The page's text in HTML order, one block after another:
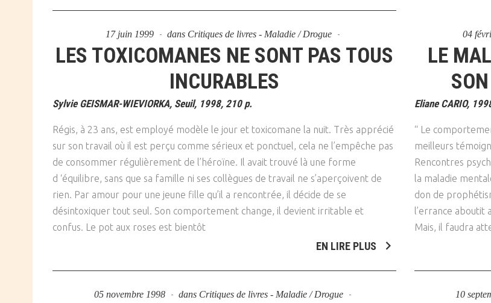
17 juin 1999 dans Critiques de livres - Maladie / Drogue
LES TOXICOMANES NE SONT PAS TOUS
INCURABLES
Sylvie GEISMAR-WIEVIORKA, Seuil, 1998, 210 p.
Régis, à 23 ans, est employé modèle le jour et toxicomane la nuit. Très apprécié
sur son travail où il est perçu comme sérieux et ponctuel, cela ne l’empêche pas
de consommer régulièrement de l’héroïne. Il avait trouvé là une forme
d ‘équilibre, sans que sa famille ni ses collègues de travail ne s’aperçoivent de
rien. Par amour pour une jeune fille qu’il a rencontrée, il décide de se
désintoxiquer tout seul. Son comportement change, il devient irritable et
confus. Le pot aux roses est bientôt
EN LIRE PLUS
04
LE
Eliane CARIO,
“ Le
meilleurs
Rencontres
la maladie
don de
l’errance aboutit
Mais, il faudra
05 novembre 1998 dans Critiques de livres - Maladie / Drogue 10